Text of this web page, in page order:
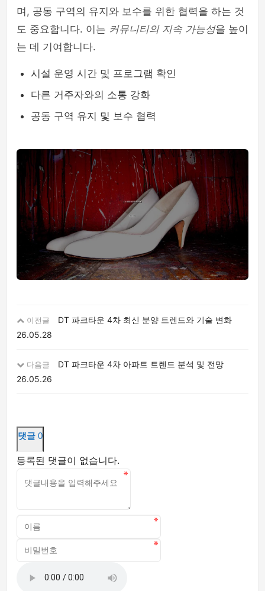
며, 공동 구역의 유지와 보수를 위한 협력을 하는 것
도 중요합니다. 이는 커뮤니티의 지속 가능성을 높이
는 데 기여합니다.
시설 운영 시간 및 프로그램 확인
다른 거주자와의 소통 강화
공동 구역 유지 및 보수 협력
이전글
DT 파크타운 4차 최신 분양 트렌드와 기술 변화
26.05.28
다음글
DT 파크타운 4차 아파트 트렌드 분석 및 전망
26.05.26
댓글 0
등록된 댓글이 없습니다.